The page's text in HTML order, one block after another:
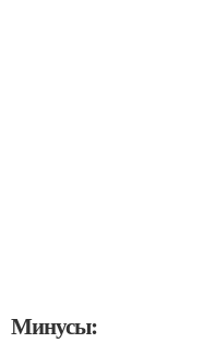
Минусы: